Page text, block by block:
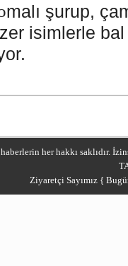
malı şurup,
isimlerle
her hakkı saklıdır.
Ziyaretçi Sayımız {